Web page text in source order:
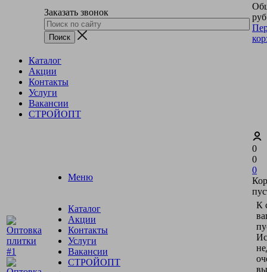
Заказать звонок
Каталог
Акции
Контакты
Услуги
Вакансии
СТРОЙОПТ
Меню
Каталог
Акции
Контакты
Услуги
Вакансии
СТРОЙОПТ
0
0
0
К